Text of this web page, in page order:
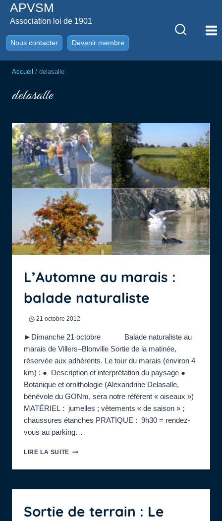
AllerAPVSM
Association loi de 1901
Nous contacter Devenir membre
Accueil / delasalle
delasalle
L’Automne au marais :
balade naturaliste
21 octobre 2012
►Dimanche 21 octobre Balade naturaliste au
marais de Villers–Blonville Sortie de la matinée,
réservée aux adhérents. Le tour du marais (environ 4
km) : ● Description et interprétation du paysage ●
Botanique et ornithologie (Alexandrine Delasalle,
bénévole du GONm, sera notre référent « oiseaux »)
MATÉRIEL : jumelles ; vêtements « de saison » ;
chaussures étanches PRATIQUE : 9h30 = rendez-
vous au parking…
LIRE LA SUITEL’AUTOMNE
MARAIS
Sortie de terrain : Le